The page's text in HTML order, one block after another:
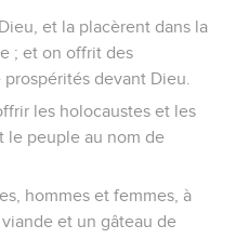
et la placèrent dans la
; et on offrit des
devant Dieu.
les holocaustes et les
le peuple au nom de
hommes et femmes, à
et un gâteau de